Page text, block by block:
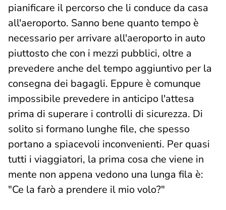
pianificare il percorso che li conduce da casa
all'aeroporto. Sanno bene quanto tempo è
necessario per arrivare all'aeroporto in auto
piuttosto che con i mezzi pubblici, oltre a
prevedere anche del tempo aggiuntivo per la
consegna dei bagagli. Eppure è comunque
impossibile prevedere in anticipo l'attesa
prima di superare i controlli di sicurezza. Di
solito si formano lunghe file, che spesso
portano a spiacevoli inconvenienti. Per quasi
tutti i viaggiatori, la prima cosa che viene in
mente non appena vedono una lunga fila è:
"Ce la farò a prendere il mio volo?"